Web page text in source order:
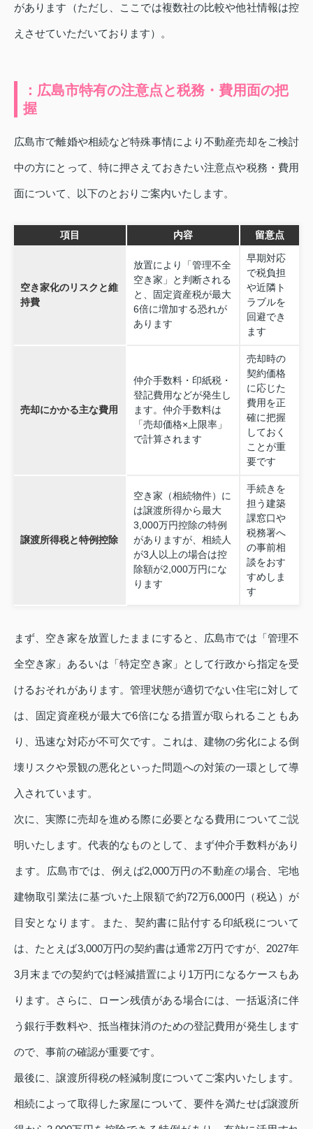
があります（ただし、ここでは複数社の比較や他社情報は控
えさせていただいております）。
：広島市特有の注意点と税務・費用面の把
握
広島市で離婚や相続など特殊事情により不動産売却をご検討
中の方にとって、特に押さえておきたい注意点や税務・費用
面について、以下のとおりご案内いたします。
項目 内容 留意点
空き家化のリスクと維
持費
放置により「管理不全
空き家」と判断される
と、固定資産税が最大
6倍に増加する恐れが
あります
早期対応
で税負担
や近隣ト
ラブルを
回避でき
ます
売却にかかる主な費用
仲介手数料・印紙税・
登記費用などが発生し
ます。仲介手数料は
「売却価格×上限率」
で計算されます
売却時の
契約価格
に応じた
費用を正
確に把握
しておく
ことが重
要です
譲渡所得税と特例控除
空き家（相続物件）に
は譲渡所得から最大
3,000万円控除の特例
がありますが、相続人
が3人以上の場合は控
除額が2,000万円にな
ります
手続きを
担う建築
課窓口や
税務署へ
の事前相
談をおす
すめしま
す
まず、空き家を放置したままにすると、広島市では「管理不
全空き家」あるいは「特定空き家」として行政から指定を受
けるおそれがあります。管理状態が適切でない住宅に対して
は、固定資産税が最大で6倍になる措置が取られることもあ
り、迅速な対応が不可欠です。これは、建物の劣化による倒
壊リスクや景観の悪化といった問題への対策の一環として導
入されています。
次に、実際に売却を進める際に必要となる費用についてご説
明いたします。代表的なものとして、まず仲介手数料があり
ます。広島市では、例えば2,000万円の不動産の場合、宅地
建物取引業法に基づいた上限額で約72万6,000円（税込）が
目安となります。また、契約書に貼付する印紙税について
は、たとえば3,000万円の契約書は通常2万円ですが、2027年
3月末までの契約では軽減措置により1万円になるケースもあ
ります。さらに、ローン残債がある場合には、一括返済に伴
う銀行手数料や、抵当権抹消のための登記費用が発生します
ので、事前の確認が重要です。
最後に、譲渡所得税の軽減制度についてご案内いたします。
相続によって取得した家屋について、要件を満たせば譲渡所